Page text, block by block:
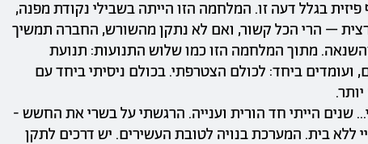
פיזית בגלל דעה זו. המלחמה הזו הייתה בשבילי נקודת מפנה,
– הרי הכל קשור, ואם לא נתקן מהשורש, החברה תמשיך
והשנאה. מתוך המלחמה הזו כמו שלוש התנועות: תנועת
ועומדים ביחד: לכולם הצטרפתי. בכולם ניסיתי ביחד עם
שנים הייתי חד הורית וענייה. הרגשתי על בשרי את החשש -
ללא בית. המערכת בנויה לטובת העשירים. יש דרכים לתקן